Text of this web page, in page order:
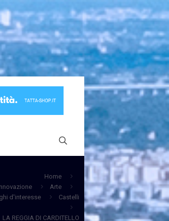
Home
Arte
d'interesse
Castelli
LA REGGIA DI CARDITELLO